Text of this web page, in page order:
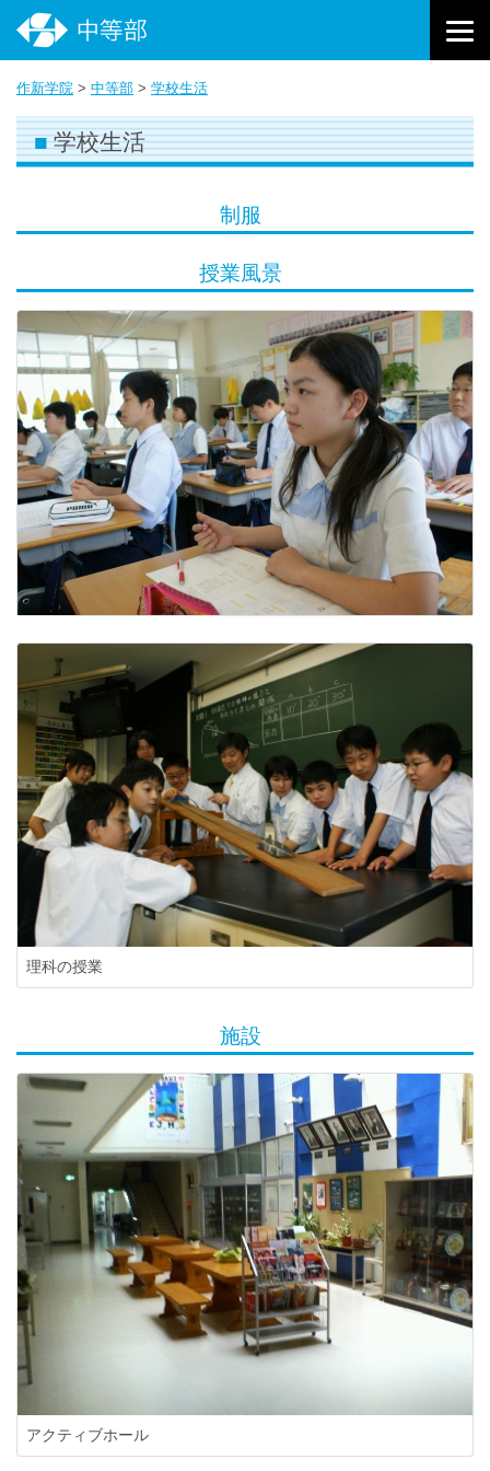
作新学院 > 中等部 > 学校生活
学校生活
制服
授業風景
理科の授業
施設
アクティブホール